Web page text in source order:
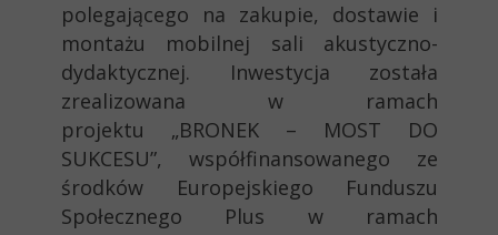
polegającego na zakupie, dostawie i
montażu mobilnej sali akustyczno-
dydaktycznej. Inwestycja została
zrealizowana w ramach
projektu „BRONEK – MOST DO
SUKCESU”, współfinansowanego ze
środków Europejskiego Funduszu
Społecznego Plus w ramach